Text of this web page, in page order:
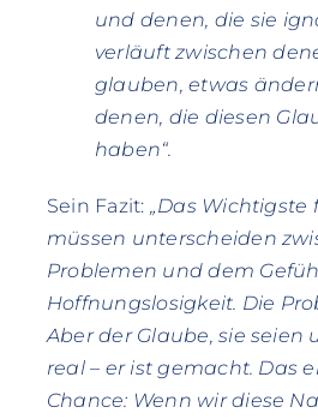
und denen, die sie
verläuft zwischen
glauben, etwas
denen, die diesen
haben“.
Sein Fazit: „Das Wichtigste
müssen unterscheiden
Problemen und dem
Hoffnungslosigkeit. Die
Aber der Glaube, sie seien
real – er ist gemacht. Das
Chance: Wenn wir diese